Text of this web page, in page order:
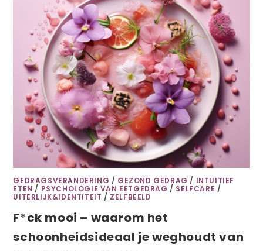
GEDRAGSVERANDERING / GEZOND GEDRAG / INTUITIEF
ETEN / PSYCHOLOGIE VAN EETGEDRAG / SELFCARE /
UITERLIJK&IDENTITEIT / ZELFBEELD
F*ck mooi – waarom het
schoonheidsideaal je weghoudt van